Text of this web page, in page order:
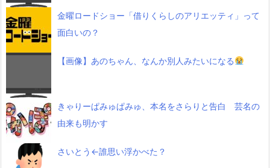
金曜ロードショー「借りくらしのアリエッティ」って
面白いの？
【画像】あのちゃん、なんか別人みたいになる
きゃりーぱみゅぱみゅ、本名をさらりと告白 芸名の
由来も明かす
さいとう←誰思い浮かべた？